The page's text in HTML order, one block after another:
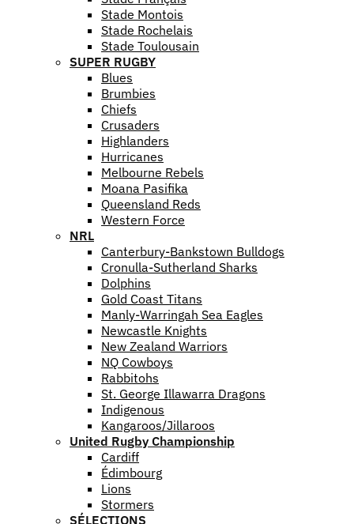
Stade Montois
Stade Rochelais
Stade Toulousain
SUPER RUGBY
Blues
Brumbies
Chiefs
Crusaders
Highlanders
Hurricanes
Melbourne Rebels
Moana Pasifika
Queensland Reds
Western Force
NRL
Canterbury-Bankstown Bulldogs
Cronulla-Sutherland Sharks
Dolphins
Gold Coast Titans
Manly-Warringah Sea Eagles
Newcastle Knights
New Zealand Warriors
NQ Cowboys
Rabbitohs
St. George Illawarra Dragons
Indigenous
Kangaroos/Jillaroos
United Rugby Championship
Cardiff
Édimbourg
Lions
Stormers
SÉLECTIONS